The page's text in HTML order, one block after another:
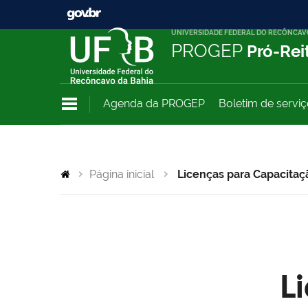
UNIVERSIDADE FEDERAL DO
PROGEP Pró-
Agenda da PROGEP Boletim de
Página inicial Licenças para